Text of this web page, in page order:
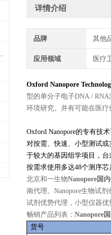
详情介绍
品牌 其他
应用领域 医疗
Oxford Nanopore
型的单分子电子DNA /
环境研究。并有可能在医
Oxford Nanopore的专有技
对按需、快速、小型测试
于较大的基因组学项目，
按需求使用多达48个测序芯
北京和一生物Nanopore国
南代理。Nanopore生物试
试剂优势代理，小型仪器
畅销产品列表： Nanopore
货号